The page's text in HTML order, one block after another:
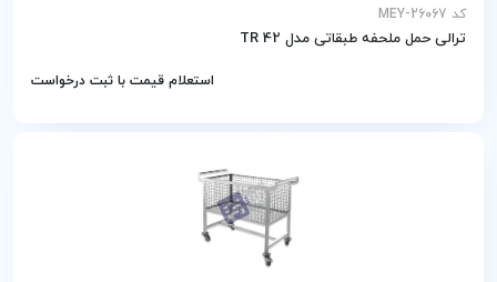
کد MEY-26067
ترالی حمل ملحفه طبقاتی مدل TR 42
استعلام قیمت با ثبت درخواست